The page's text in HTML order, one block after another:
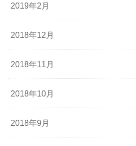
2019年2月
2018年12月
2018年11月
2018年10月
2018年9月